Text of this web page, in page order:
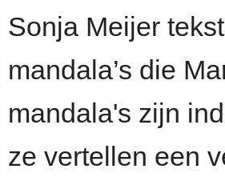
Sonja Meijer
mandala’s die
mandala's zijn
ze vertellen een